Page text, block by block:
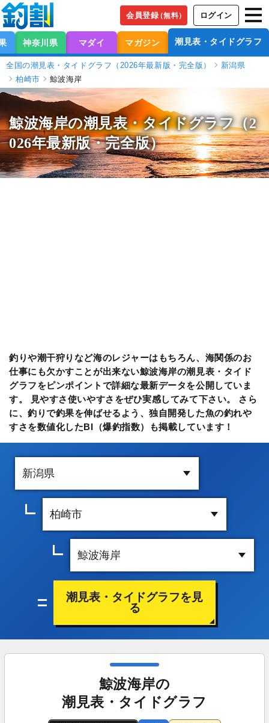
会員登録（無料） ログイン
神奈川県 マダイ マガジン 潮見表・タイドグラフ
全国の潮見表・タイドグラフ（2026年最新版・完全版）
新潟県
柏崎市
鯨波海岸
鯨波海岸の潮見表・タイドグラフ（2
026年最新版・完全版）
釣りや潮干狩りなど海のレジャーはもちろん、海関係のお
仕事にも欠かすことが出来ない鯨波海岸の潮見表・タイド
グラフをピンポイントで詳細な最新データを公開していま
す。 見やすさ使いやすさをぜひ実感してみて下さい。 さら
に、釣りで釣果を伸ばせるよう、独自開発した魚の釣れや
すさを数値化したBI（爆釣指数）も掲載しています！
潮見表・タイドグラフを見
る
鯨波海岸の
潮見表・タイドグラフ